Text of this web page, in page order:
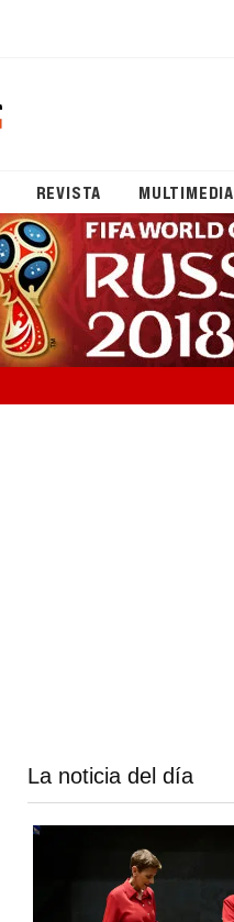
REVISTA MULTIMEDIA
La noticia del día